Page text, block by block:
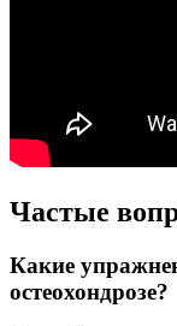
Частые
Какие
остеохондрозе?